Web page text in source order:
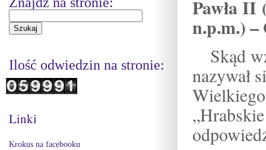
Pawła II
n.p.m.)
Skąd
nazywał
Ilość odwiedzin na stronie:
Linki
Krokus na facebooku